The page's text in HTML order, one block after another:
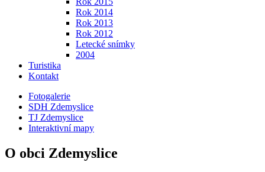
Rok 2014
Rok 2013
Rok 2012
Letecké snímky
2004
Turistika
Kontakt
Fotogalerie
SDH Zdemyslice
TJ Zdemyslice
Interaktivní mapy
O obci Zdemyslice